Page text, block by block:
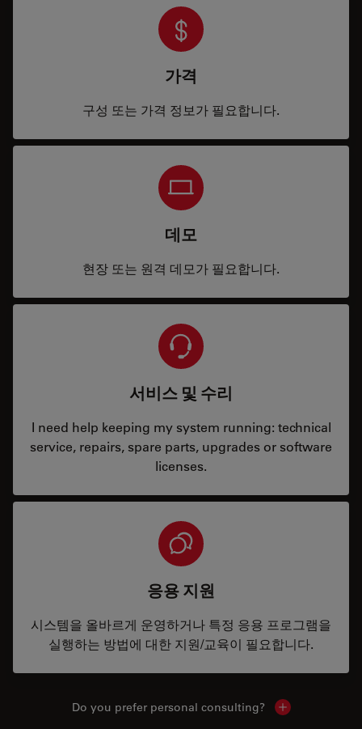
가격
구성 또는 가격 정보가 필요합니다.
데모
현장 또는 원격 데모가 필요합니다.
서비스 및 수리
I need help keeping my system running: technical
service, repairs, spare parts, upgrades or software
licenses.
응용 지원
시스템을 올바르게 운영하거나 특정 응용 프로그램을
실행하는 방법에 대한 지원/교육이 필요합니다.
Do you prefer personal consulting? Show local